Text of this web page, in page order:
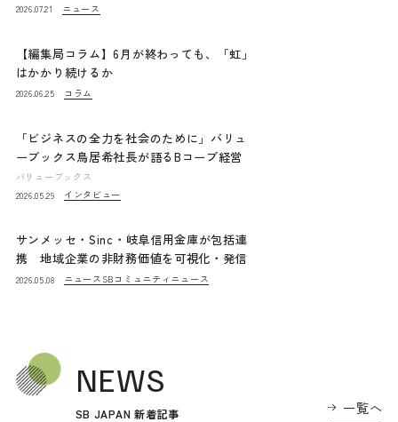
2026.07.21 ニュース
【編集局コラム】6月が終わっても、「虹」
はかかり続けるか
2026.06.25 コラム
「ビジネスの全力を社会のために」バリュ
ーブックス鳥居希社長が語るBコープ経営
バリューブックス
2026.05.29
インタビュー
サンメッセ・Sinc・岐阜信用金庫が包括連
携 地域企業の非財務価値を可視化・発信
2026.05.08 ニュース SBコミュニティニュース
NEWS
SB JAPAN 新着記事 一覧へ